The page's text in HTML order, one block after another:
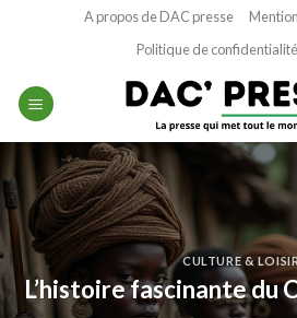
A propos de DAC presse
Politique de confidentialité
CULTURE &
L’histoire fascinante du